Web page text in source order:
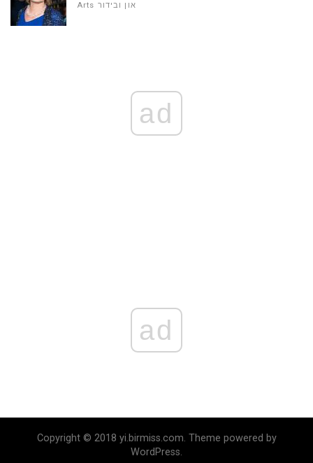
Arts און ובידור
ad
ad
Copyright © 2018 yi.birmiss.com. Theme powered by
WordPress.